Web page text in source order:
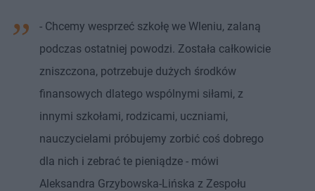
- Chcemy wesprzeć szkołę we Wleniu, zalaną
podczas ostatniej powodzi. Została całkowicie
zniszczona, potrzebuje dużych środków
finansowych dlatego wspólnymi siłami, z
innymi szkołami, rodzicami, uczniami,
nauczycielami próbujemy zorbić coś dobrego
dla nich i zebrać te pieniądze - mówi
Aleksandra Grzybowska-Lińska z Zespołu